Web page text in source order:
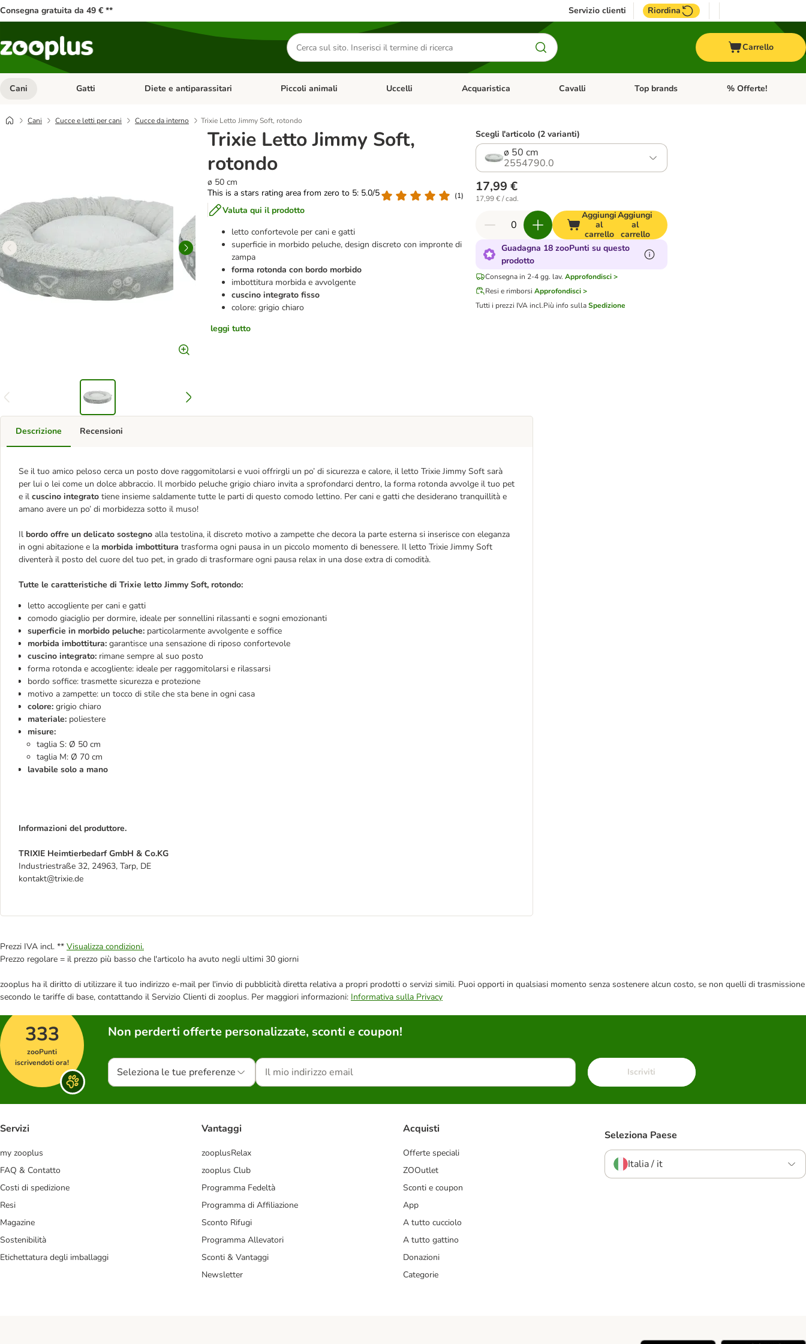
Consegna gratuita da 49 € ** Servizio clienti Riordina
Cerca
prodotti
Carrello
Cani Apri Menu Categoria: Cani
Gatti Apri Menu Categoria: Gatti
Diete e antiparassitari Apri Menu Categoria: Diete e antiparassitari
Piccoli animali Apri Menu Categoria: Piccoli animali
Uccelli Apri Menu Categoria: Uccelli
Acquaristica Apri Menu Categoria: Acquaristica
Cavalli Apri Menu Categoria: Cavalli
Top brands Apri Menu Categoria:
% Offerte!
Cani Cucce e letti per cani Cucce da interno Trixie Letto Jimmy Soft, rotondo
Trixie Letto Jimmy Soft,
rotondo
ø 50 cm
This is a stars rating area from zero to 5: 5.0/5
(1)
Valuta qui il prodotto
letto confortevole per cani e gatti
superficie in morbido peluche, design discreto con impronte di
zampa
forma rotonda con bordo morbido
imbottitura morbida e avvolgente
cuscino integrato fisso
colore: grigio chiaro
leggi tutto
Scegli l'articolo (2 varianti)
ø 50 cm
2554790.0
17,99 €
17,99 € / cad.
Aggiungi
al
carrello
Aggiungi
al
carrello
Guadagna 18 zooPunti su questo
prodotto
Consegna in 2-4 gg. lav. Approfondisci >
Resi e rimborsi Approfondisci >
Tutti i prezzi IVA incl.Più info sullaSpedizione
Descrizione
Se il tuo amico peloso cerca un posto dove raggomitolarsi e vuoi offrirgli un po’ di sicurezza e calore, il letto Trixie Jimmy Soft sarà
per lui o lei come un dolce abbraccio. Il morbido peluche grigio chiaro invita a sprofondarci dentro, la forma rotonda avvolge il tuo pet
e il cuscino integrato tiene insieme saldamente tutte le parti di questo comodo lettino. Per cani e gatti che desiderano tranquillità e
amano avere un po’ di morbidezza sotto il muso!
Il bordo offre un delicato sostegno alla testolina, il discreto motivo a zampette che decora la parte esterna si inserisce con eleganza
in ogni abitazione e la morbida imbottitura trasforma ogni pausa in un piccolo momento di benessere. Il letto Trixie Jimmy Soft
diventerà il posto del cuore del tuo pet, in grado di trasformare ogni pausa relax in una dose extra di comodità.
Tutte le caratteristiche di Trixie letto Jimmy Soft, rotondo:
letto accogliente per cani e gatti
comodo giaciglio per dormire, ideale per sonnellini rilassanti e sogni emozionanti
superficie in morbido peluche: particolarmente avvolgente e soffice
morbida imbottitura: garantisce una sensazione di riposo confortevole
cuscino integrato: rimane sempre al suo posto
forma rotonda e accogliente: ideale per raggomitolarsi e rilassarsi
bordo soffice: trasmette sicurezza e protezione
motivo a zampette: un tocco di stile che sta bene in ogni casa
colore: grigio chiaro
materiale: poliestere
misure:
taglia S: Ø 50 cm
taglia M: Ø 70 cm
lavabile solo a mano
Informazioni del produttore.
TRIXIE Heimtierbedarf GmbH & Co.KG
Industriestraße 32, 24963, Tarp, DE
kontakt@trixie.de
Recensioni
Prezzi IVA incl. ** Visualizza condizioni.
Prezzo regolare = il prezzo più basso che l'articolo ha avuto negli ultimi 30 giorni
zooplus ha il diritto di utilizzare il tuo indirizzo e-mail per l'invio di pubblicità diretta relativa a propri prodotti o servizi simili. Puoi opporti in qualsiasi momento senza sostenere alcun costo, se non quelli di trasmissione
secondo le tariffe di base, contattando il Servizio Clienti di zooplus. Per maggiori informazioni: Informativa sulla Privacy
333
zooPunti
iscrivendoti ora!
Non perderti offerte personalizzate, sconti e coupon!
Seleziona le tue preferenze Iscriviti
Servizi
my zooplus
FAQ & Contatto
Costi di spedizione
Resi
Magazine
Sostenibilità
Etichettatura degli imballaggi
Vantaggi
zooplusRelax
zooplus Club
Programma Fedeltà
Programma di Affiliazione
Sconto Rifugi
Programma Allevatori
Sconti & Vantaggi
Newsletter
Acquisti
Offerte speciali
ZOOutlet
Sconti e coupon
App
A tutto cucciolo
A tutto gattino
Donazioni
Categorie
Seleziona Paese
Italia / it